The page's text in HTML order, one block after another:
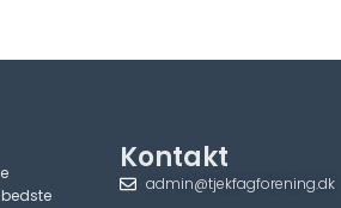
Kontakt
admin@tjekfagforening.dk